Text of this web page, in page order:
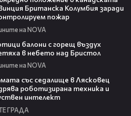
Британска Колумбия заради
пожар
на NOVA
балони с горещ въздух
в небето над Бристол
на NOVA
със седалище в Лясковец
роботизирана техника и
интелект
ГРАДА